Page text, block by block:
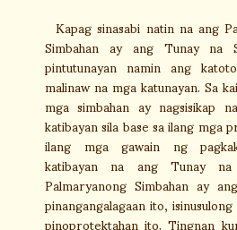
Kapag sinasabi natin na ang
Simbahan ay ang Tunay na
pintutunayan namin ang
malinaw na mga katunayan. Sa
mga simbahan ay nagsisikap
katibayan sila base sa ilang mga
ilang mga gawain ng
katibayan na ang Tunay
Palmaryanong Simbahan ay
pinangangalagaan ito,